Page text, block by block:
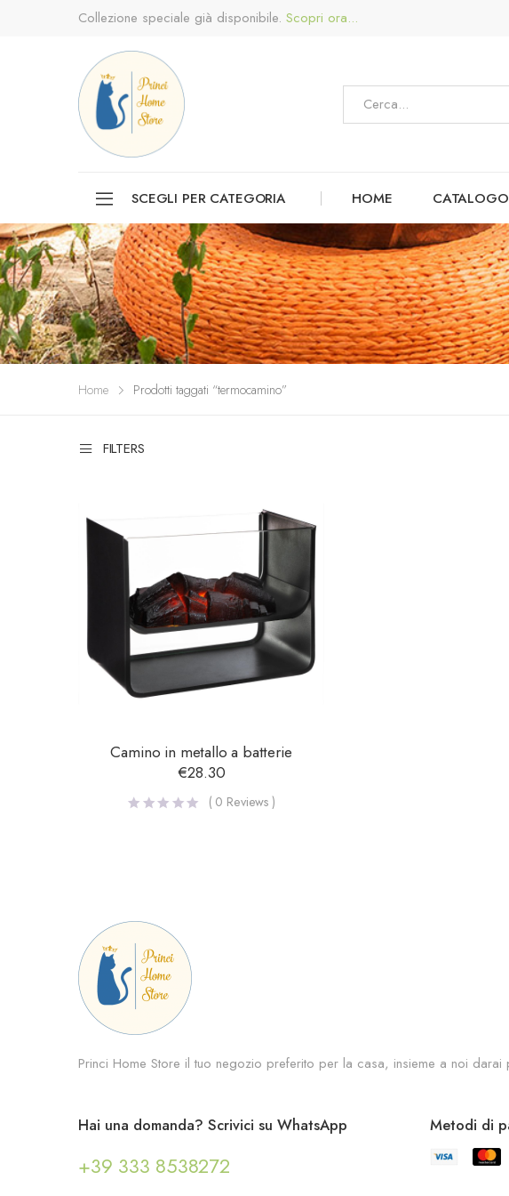
Collezione speciale già disponibile. Scopri ora...
SCEGLI PER CATEGORIA HOME CATALOGO
Home Prodotti taggati “termocamino”
FILTERS
Camino in metallo a batterie
€28.30
( 0 Reviews )
Princi Home Store il tuo negozio preferito per la casa, insieme a noi
Hai una domanda? Scrivici su WhatsApp
+39 333 8538272
Metodi di